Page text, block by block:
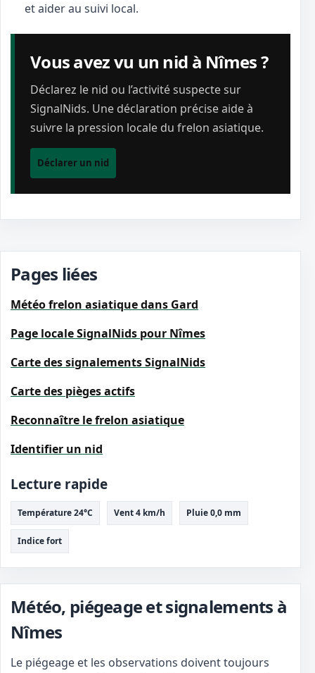
et aider au suivi local.
Vous avez vu un nid à Nîmes ?
Déclarez le nid ou l’activité suspecte sur
SignalNids. Une déclaration précise aide à
suivre la pression locale du frelon asiatique.
Déclarer un nid
Pages liées
Météo frelon asiatique dans Gard
Page locale SignalNids pour Nîmes
Carte des signalements SignalNids
Carte des pièges actifs
Reconnaître le frelon asiatique
Identifier un nid
Lecture rapide
Température 24°C Vent 4 km/h Pluie 0,0 mm
Indice fort
Météo, piégeage et signalements à
Nîmes
Le piégeage et les observations doivent toujours